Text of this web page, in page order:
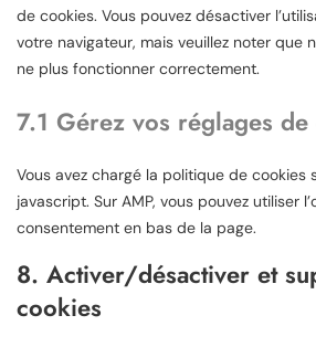
de cookies. Vous pouvez désactiver
votre navigateur, mais veuillez noter que
ne plus fonctionner correctement.
7.1 Gérez vos réglages de
Vous avez chargé la politique de cookies
javascript. Sur AMP, vous pouvez utiliser
consentement en bas de la page.
8. Activer/désactiver et
cookies